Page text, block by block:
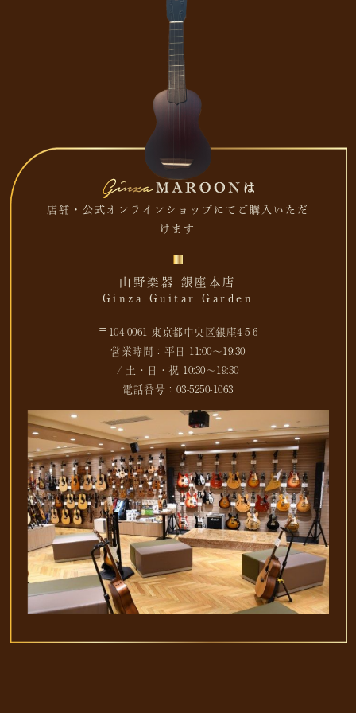
店舗・公式オンラインショップにてご購入いただ
けます
山野楽器 銀座本店
Ginza Guitar Garden
〒104-0061 東京都中央区銀座4-5-6
営業時間：平日 11:00～19:30
/ 土・日・祝 10:30～19:30
電話番号：03-5250-1063